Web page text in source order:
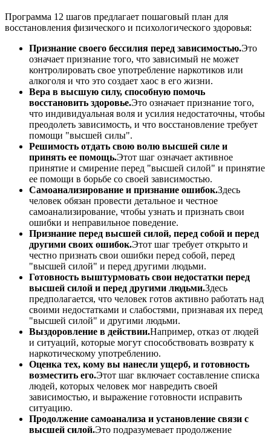
Программа 12 шагов предлагает пошаговый план для
восстановления физического и психологического здоровья:
Признание своего бессилия перед зависимостью.Это
означает признание того, что зависимый не может
контролировать свое употребление наркотиков или
алкоголя и что это создает хаос в его жизни.
Вера в высшую силу, способную помочь
восстановить здоровье.Это означает признание того,
что индивидуальная воля и усилия недостаточны, чтобы
преодолеть зависимость, и что восстановление требует
помощи "высшей силы".
Решимость отдать свою волю высшей силе и
принять ее помощь.Этот шаг означает активное
принятие и смирение перед "высшей силой" и принятие
ее помощи в борьбе со своей зависимостью.
Самоанализирование и признание ошибок.Здесь
человек обязан провести детальное и честное
самоанализирование, чтобы узнать и признать свои
ошибки и неправильное поведение.
Признание перед высшей силой, перед собой и перед
другими своих ошибок.Этот шаг требует открыто и
честно признать свои ошибки перед собой, перед
"высшей силой" и перед другими людьми.
Готовность выштурмовать свои недостатки перед
высшей силой и перед другими людьми.Здесь
предполагается, что человек готов активно работать над
своими недостатками и слабостями, признавая их перед
"высшей силой" и другими людьми.
Выздоровление в действии.Например, отказ от людей
и ситуаций, которые могут способствовать возврату к
наркотическому употреблению.
Оценка тех, кому вы нанесли ущерб, и готовность
возместить его.Этот шаг включает составление списка
людей, которых человек мог навредить своей
зависимостью, и выражение готовности исправить
ситуацию.
Продолжение самоанализа и установление связи с
высшей силой.Это подразумевает продолжение